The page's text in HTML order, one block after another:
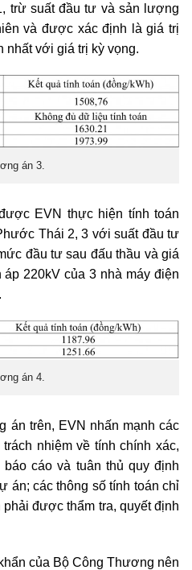
trừ suất đầu tư và sản lượng
và được xác định là giá trị
nhất với giá trị kỳ vọng.
án 3.
EVN thực hiện tính toán
Thái 2, 3 với suất đầu tư
đầu tư sau đấu thầu và giá
220kV của 3 nhà máy điện
án 4.
án trên, EVN nhấn mạnh các
nhiệm về tính chính xác,
cáo và tuân thủ quy định
án; các thông số tính toán chỉ
được thẩm tra, quyết định
của Bộ Công Thương nên